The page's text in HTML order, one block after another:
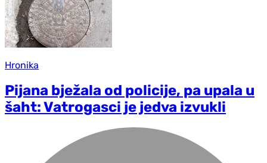
Hronika
Pijana bježala od policije, pa upala u
šaht: Vatrogasci je jedva izvukli